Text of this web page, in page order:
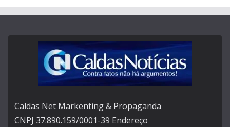
Caldas Net Markenting & Propaganda
CNPJ 37.890.159/0001-39 Endereço